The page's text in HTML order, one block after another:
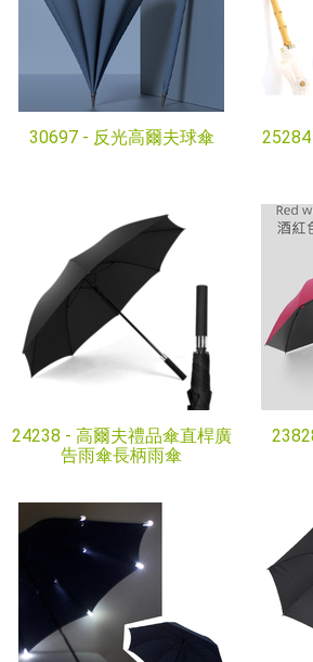
30697 - 反光高爾夫球傘
24238 - 高爾夫禮品傘直桿廣
告雨傘長柄雨傘